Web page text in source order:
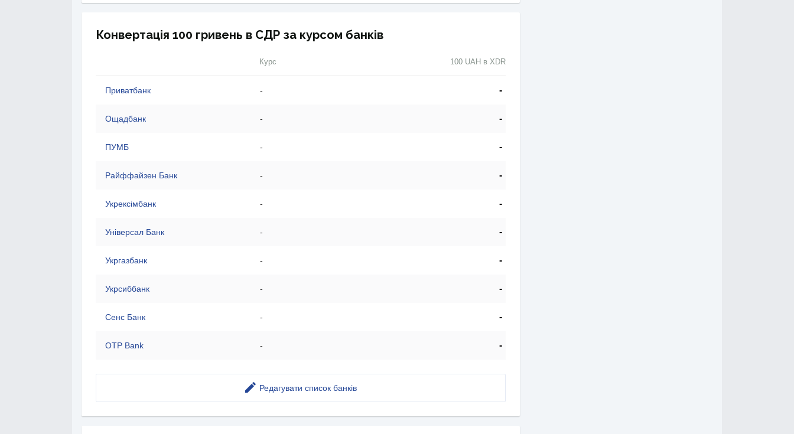
Конвертація 100 гривень в СДР за курсом банків
Курс 100 UAH в XDR
Приватбанк - -
Ощадбанк - -
ПУМБ - -
Райффайзен Банк - -
Укрексімбанк - -
Універсал Банк - -
Укргазбанк - -
Укрсиббанк - -
Сенс Банк - -
OTP Bank - -
Редагувати список банків